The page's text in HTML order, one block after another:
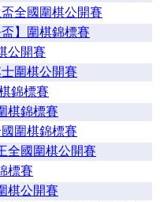
全國圍棋公開賽
】圍棋錦標賽
公開賽
圍棋公開賽
錦標賽
棋錦標賽
圍棋錦標賽
全國圍棋公開賽
標賽
棋公開賽